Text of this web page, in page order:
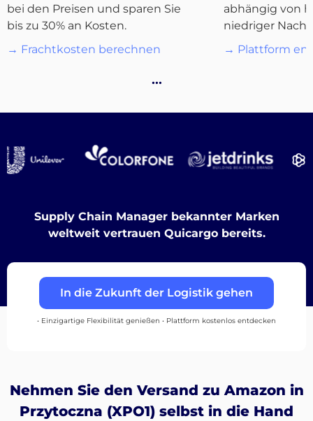
Destinations
Einloggen
Registrieren
bei den Preisen und sparen Sie
bis zu 30% an Kosten.
→ Frachtkosten berechnen
abhängig von
niedriger
→ Plattform
…
Supply Chain Manager bekannter Marken
weltweit vertrauen Quicargo bereits.
In die Zukunft der Logistik gehen
• Einzigartige Flexibilität genießen • Plattform kostenlos entdecken
Nehmen Sie den Versand zu Amazon in
Przytoczna (XPO1) selbst in die Hand